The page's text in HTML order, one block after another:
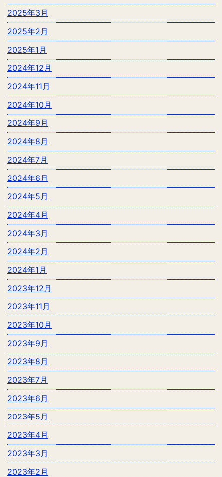
2025年3月
2025年2月
2025年1月
2024年12月
2024年11月
2024年10月
2024年9月
2024年8月
2024年7月
2024年6月
2024年5月
2024年4月
2024年3月
2024年2月
2024年1月
2023年12月
2023年11月
2023年10月
2023年9月
2023年8月
2023年7月
2023年6月
2023年5月
2023年4月
2023年3月
2023年2月